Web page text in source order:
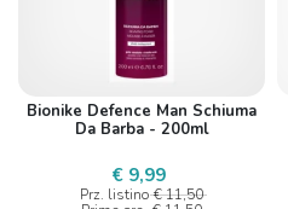
Bionike Defence Man Schiuma
Da Barba - 200ml
€ 9,99
Prz. listino € 11,50